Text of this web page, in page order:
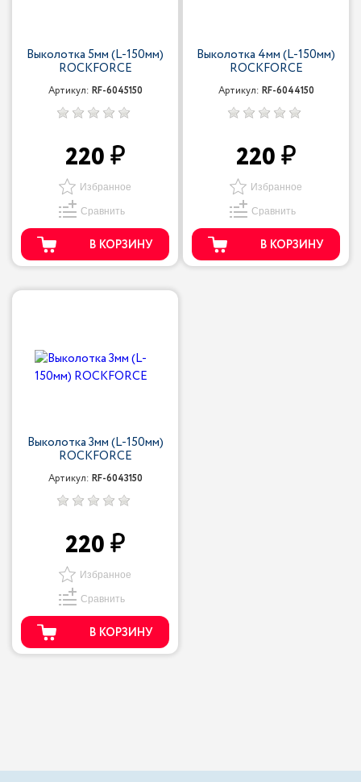
Выколотка 5мм (L-150мм)
ROCKFORCE
Артикул: RF-6045150
220
Избранное
Сравнить
В КОРЗИНУ
Выколотка 4мм (L-150мм)
ROCKFORCE
Артикул: RF-6044150
220
Избранное
Сравнить
В КОРЗИНУ
Выколотка 3мм (L-150мм)
ROCKFORCE
Артикул: RF-6043150
220
Избранное
Сравнить
В КОРЗИНУ